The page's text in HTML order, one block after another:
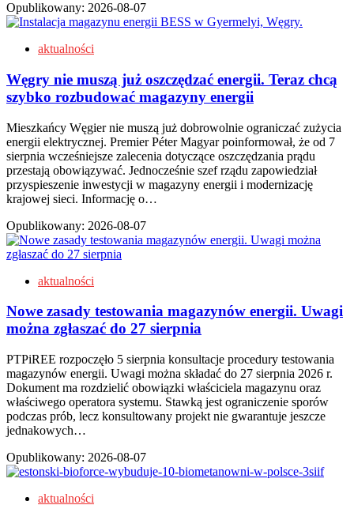
Opublikowany: 2026-08-07
aktualności
Węgry nie muszą już oszczędzać energii. Teraz chcą
szybko rozbudować magazyny energii
Mieszkańcy Węgier nie muszą już dobrowolnie ograniczać zużycia
energii elektrycznej. Premier Péter Magyar poinformował, że od 7
sierpnia wcześniejsze zalecenia dotyczące oszczędzania prądu
przestają obowiązywać. Jednocześnie szef rządu zapowiedział
przyspieszenie inwestycji w magazyny energii i modernizację
krajowej sieci. Informację o…
Opublikowany: 2026-08-07
aktualności
Nowe zasady testowania magazynów energii. Uwagi
można zgłaszać do 27 sierpnia
PTPiREE rozpoczęło 5 sierpnia konsultacje procedury testowania
magazynów energii. Uwagi można składać do 27 sierpnia 2026 r.
Dokument ma rozdzielić obowiązki właściciela magazynu oraz
właściwego operatora systemu. Stawką jest ograniczenie sporów
podczas prób, lecz konsultowany projekt nie gwarantuje jeszcze
jednakowych…
Opublikowany: 2026-08-07
aktualności